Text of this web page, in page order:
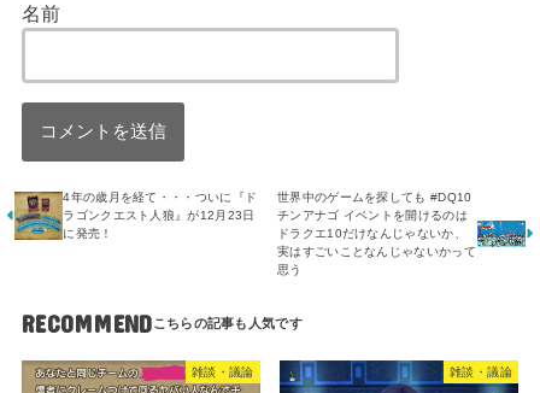
名前
4年の歳月を経て・・・ついに『ド
ラゴンクエスト人狼』が12月23日
に発売！
世界中のゲームを探しても #DQ10
チンアナゴ イベントを開けるのは
ドラクエ10だけなんじゃないか、
実はすごいことなんじゃないかって
思う
RECOMMEND
雑談・議論 雑談・議論